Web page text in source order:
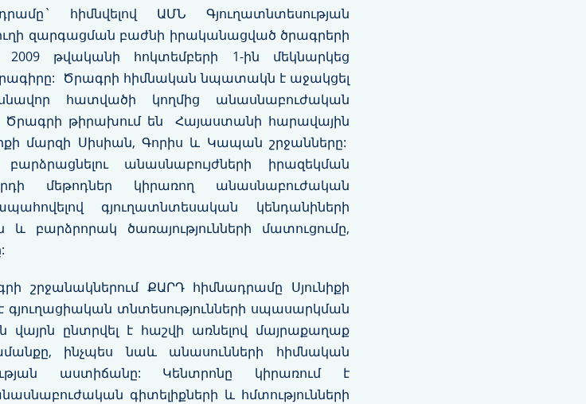
հիմնվելով ԱՄՆ Գյուղատնտեսության
զարգացման բաժնի իրականացված ծրագրերի
թվականի հոկտեմբերի 1-ին մեկնարկեց
ծրագիրը: Ծրագրի հիմնական նպատակն է աջակցել
հատվածի կողմից անասնաբուժական
Ծրագրի թիրախում են Հայաստանի հարավային
մարզի Սիսիան, Գորիս և Կապան շրջանները:
անասնաբույժների իրազեկման
մեթոդներ կիրառող անասնաբուժական
գյուղատնտեսական կենդանիների
բարձրորակ ծառայությունների մատուցումը,
շրջանակներում ՔԱՐԴ հիմնադրամը Սյունիքի
գյուղացիական տնտեսությունների սպասարկման
վայրն ընտրվել է հաշվի առնելով մայրաքաղաք
ինչպես նաև անասունների հիմնական
աստիճանը: Կենտրոնը կիրառում է
գիտելիքների և հմտությունների